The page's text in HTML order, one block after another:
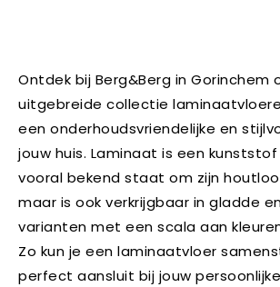
Ontdek bij Berg&Berg in Gorinchem
uitgebreide collectie
een onderhoudsvriendelijke en
jouw huis. Laminaat is een
vooral bekend staat om zijn
maar is ook verkrijgbaar in gladde
varianten met een scala aan
Zo kun je een laminaatvloer
perfect aansluit bij jouw